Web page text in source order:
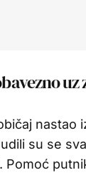
uz
nastao
su se
Pomoć